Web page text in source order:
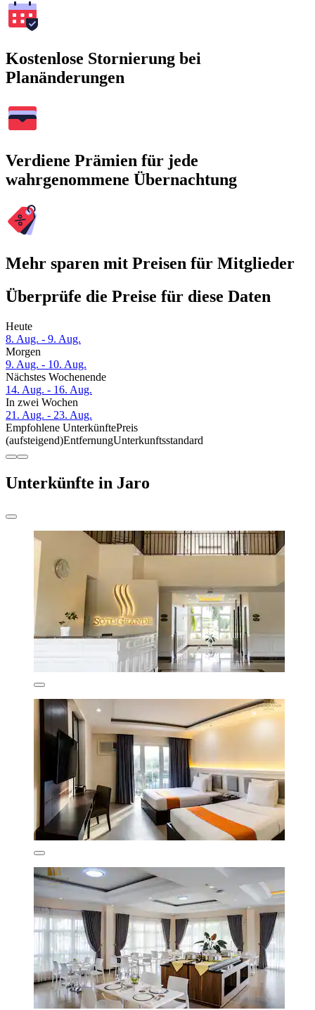
Kostenlose Stornierung bei
Planänderungen
Verdiene Prämien für jede
wahrgenommene Übernachtung
Mehr sparen mit Preisen für Mitglieder
Überprüfe die Preise für diese Daten
Heute
8. Aug. - 9. Aug.
Morgen
9. Aug. - 10. Aug.
Nächstes Wochenende
14. Aug. - 16. Aug.
In zwei Wochen
21. Aug. - 23. Aug.
Empfohlene UnterkünftePreis
(aufsteigend)EntfernungUnterkunftsstandard
Unterkünfte in Jaro